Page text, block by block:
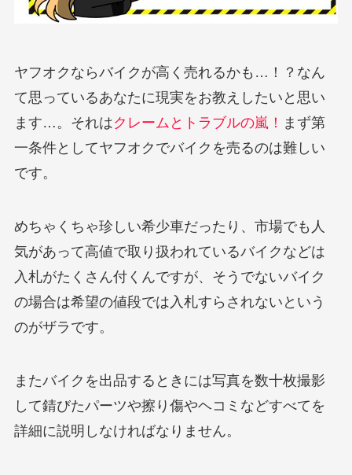
ヤフオクならバイクが高く売れるかも…！？なん
て思っているあなたに現実をお教えしたいと思い
ます…。それはクレームとトラブルの嵐！ まず第
一条件としてヤフオクでバイクを売るのは難しい
です。
めちゃくちゃ珍しい希少車だったり、市場でも人
気があって高値で取り扱われているバイクなどは
入札がたくさん付くんですが、そうでないバイク
の場合は希望の値段では入札すらされないという
のがザラです。
またバイクを出品するときには写真を数十枚撮影
して錆びたパーツや擦り傷やヘコミなどすべてを
詳細に説明しなければなりません。